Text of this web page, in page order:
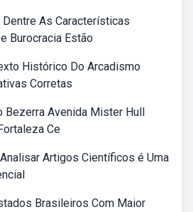
As Características
Burocracia Estão
Histórico Do Arcadismo
Corretas
Bezerra Avenida Mister Hull
Ce
Artigos Científicos é Uma
Brasileiros Com Maior